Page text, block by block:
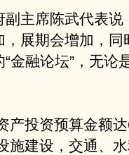
主席陈武代表说
展期会增加，同
金融论坛”，无论
投资预算金额达
施建设，交通、